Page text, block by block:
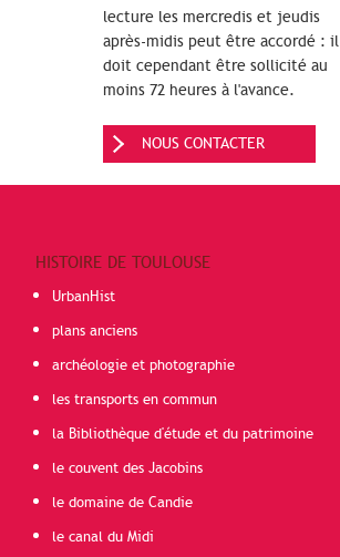
lecture les mercredis et jeudis
après-midis peut être accordé : il
doit cependant être sollicité au
moins 72 heures à l'avance.
NOUS CONTACTER
HISTOIRE DE TOULOUSE
UrbanHist
plans anciens
archéologie et photographie
les transports en commun
la Bibliothèque d'étude et du patrimoine
le couvent des Jacobins
le domaine de Candie
le canal du Midi